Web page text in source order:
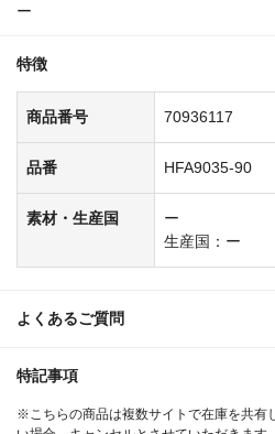
ー
特徴
商品番号 70936117
品番 HFA9035-90
素材・生産国
ー
生産国：ー
よくあるご質問
特記事項
※こちらの商品は複数サイトで在庫を共有